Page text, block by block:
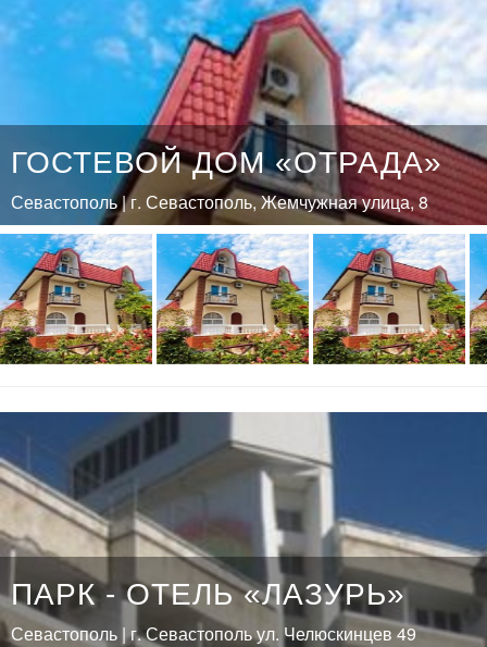
ГОСТЕВОЙ ДОМ «ОТРАДА»
Севастополь | г. Севастополь, Жемчужная улица, 8
ПАРК - ОТЕЛЬ «ЛАЗУРЬ»
Севастополь | г. Севастополь ул. Челюскинцев 49